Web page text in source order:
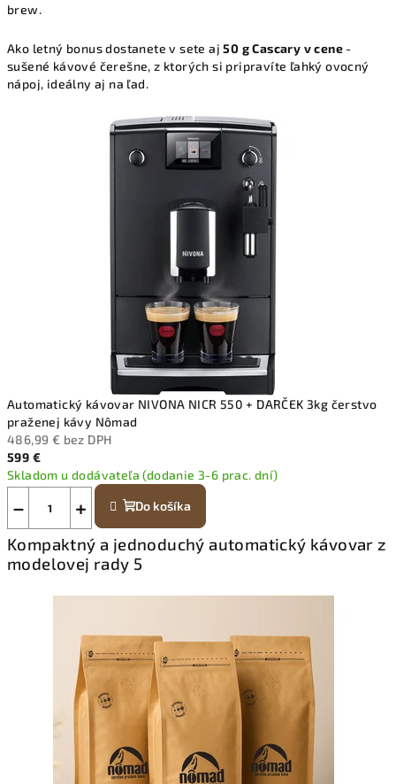
brew.
Ako letný bonus dostanete v sete aj50 g Cascary v cene -
sušené kávové čerešne, z ktorých si pripravíte ľahký ovocný
nápoj, ideálny aj na ľad.
Automatický kávovar NIVONA NICR 550 + DARČEK 3kg čerstvo
praženej kávy Nômad
486,99 € bez DPH
599 €
Skladom u dodávateľa (dodanie 3-6 prac. dní)
+
− Do košíka
Kompaktný a jednoduchý automatický kávovar z
modelovej rady 5